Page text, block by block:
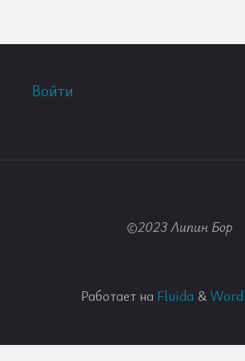
Войти
©2023 Липин Бор
Работает на Fluida &